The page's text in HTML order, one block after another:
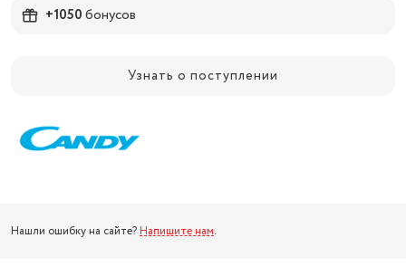
+1050бонусов
Узнать о поступлении
Нашли ошибку на сайте? Напишите нам.